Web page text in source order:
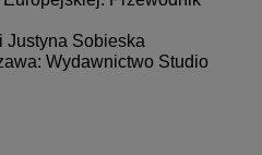
Justyna Sobieska
Wydawnictwo Studio